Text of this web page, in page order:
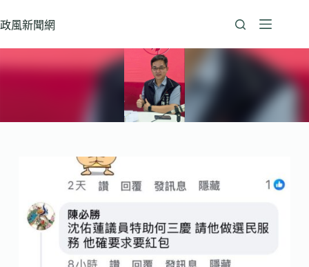
至
政風新聞網